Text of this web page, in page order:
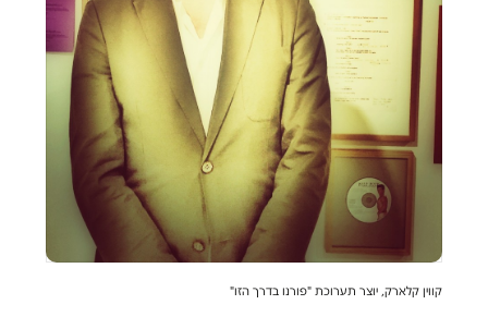
קווין קלארק, יוצר תערוכת "פורנו בדרך הזו"